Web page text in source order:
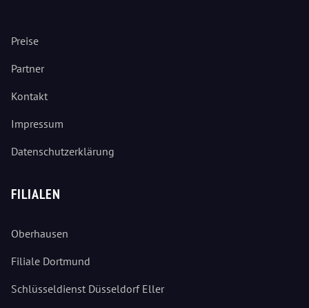
Preise
Partner
Kontakt
Impressum
Datenschutzerklärung
FILIALEN
Oberhausen
Filiale Dortmund
Schlüsseldienst Düsseldorf Eller